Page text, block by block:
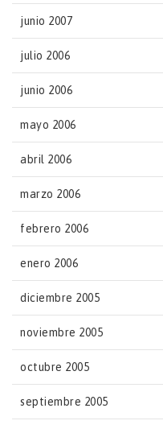
junio 2007
julio 2006
junio 2006
mayo 2006
abril 2006
marzo 2006
febrero 2006
enero 2006
diciembre 2005
noviembre 2005
octubre 2005
septiembre 2005